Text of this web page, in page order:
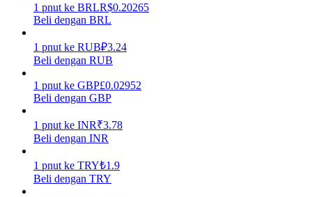
Babi Kekuatan
Dapatkan imbalan kompetitif setiap hari
1 pnut ke BRLR$0.20265
Beli dengan BRL
1 pnut ke RUB₽3.24
Beli dengan RUB
1 pnut ke GBP£0.02952
Beli dengan GBP
1 pnut ke INR₹3.78
Beli dengan INR
1 pnut ke TRY₺1.9
Beli dengan TRY